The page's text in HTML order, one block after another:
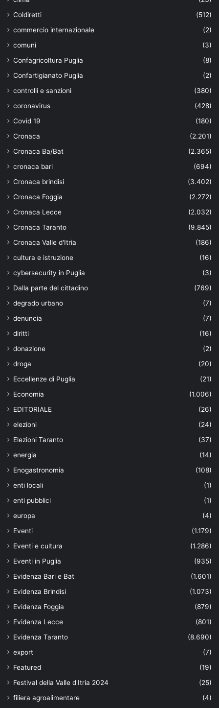
Coldiretti
(512)
commercio internazionale
(2)
comuni
(3)
Confagricoltura Puglia
(8)
Confartigianato Puglia
(2)
controlli e sanzioni
(380)
coronavirus
(428)
Covid 19
(180)
Cronaca
(2.201)
Cronaca Ba/Bat
(2.365)
cronaca bari
(694)
Cronaca brindisi
(3.402)
Cronaca Foggia
(2.272)
Cronaca Lecce
(2.032)
Cronaca Taranto
(9.845)
Cronaca Valle d'Itria
(186)
cultura e istruzione
(16)
cybersecurity in Puglia
(3)
Dalla parte del cittadino
(769)
degrado urbano
(7)
denuncia
(7)
diritti
(16)
donazione
(2)
droga
(20)
Eccellenze di Puglia
(21)
Economia
(1.006)
EDITORIALE
(26)
elezioni
(24)
Elezioni Taranto
(37)
energia
(14)
Enogastronomia
(108)
enti locali
(1)
enti pubblici
(1)
europa
(4)
Eventi
(1.179)
Eventi e cultura
(1.286)
Eventi in Puglia
(935)
Evidenza Bari e Bat
(1.601)
Evidenza Brindisi
(1.073)
Evidenza Foggia
(879)
Evidenza Lecce
(801)
Evidenza Taranto
(8.690)
export
(7)
Featured
(19)
Festival della Valle d'Itria 2024
(25)
filiera agroalimentare
(4)